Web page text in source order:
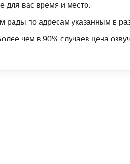
для вас время и место.
рады по адресам указанным в
чем в 90% случаев цена